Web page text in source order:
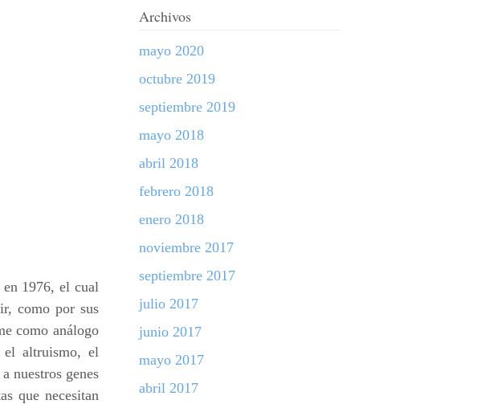
en 1976, el cual
como por sus
como análogo
el altruismo, el
nuestros genes
que necesitan
Archivos
mayo 2020
octubre 2019
septiembre 2019
mayo 2018
abril 2018
febrero 2018
enero 2018
noviembre 2017
septiembre 2017
julio 2017
junio 2017
mayo 2017
abril 2017